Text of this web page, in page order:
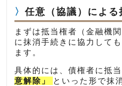
任意（協議）による
まずは抵当権者（金融機
に抹消手続きに協力して
ます。
具体的には、債権者に抵
意解除」
といった形で抹